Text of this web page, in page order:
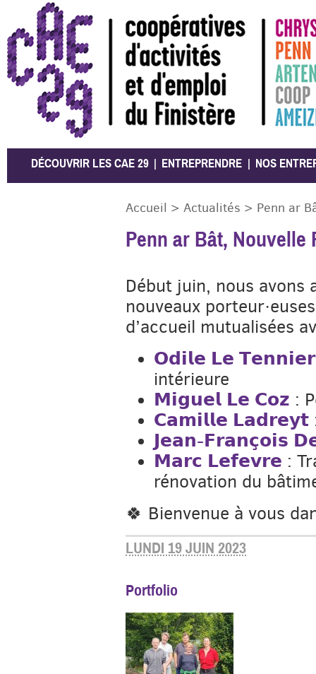
CAE 29
DÉCOUVRIR LES CAE 29 ENTREPRENDRE NOS
Accueil > Actualités > Penn ar
Penn ar Bât, Nouvelle
Début juin, nous avons
nouveaux
d’accueil mutualisées
𝗢𝗱𝗶𝗹𝗲 𝗟𝗲 𝗧𝗲𝗻𝗻𝗶𝗲𝗿
intérieure
𝗠𝗶𝗴𝘂𝗲𝗹 𝗟𝗲 𝗖𝗼𝘇 :
𝗖𝗮𝗺𝗶𝗹𝗹𝗲 𝗟𝗮𝗱𝗿𝗲𝘆𝘁
𝗝𝗲𝗮𝗻-𝗙𝗿𝗮𝗻𝗰̧𝗼𝗶𝘀
𝗠𝗮𝗿𝗰 𝗟𝗲𝗳𝗲𝘃𝗿𝗲 :
rénovation du
🍀 Bienvenue à vous
LUNDI 19 JUIN 2023
Portfolio